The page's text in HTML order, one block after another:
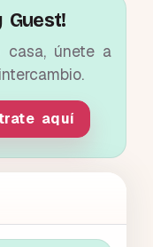
Guest!
únete a
aquí